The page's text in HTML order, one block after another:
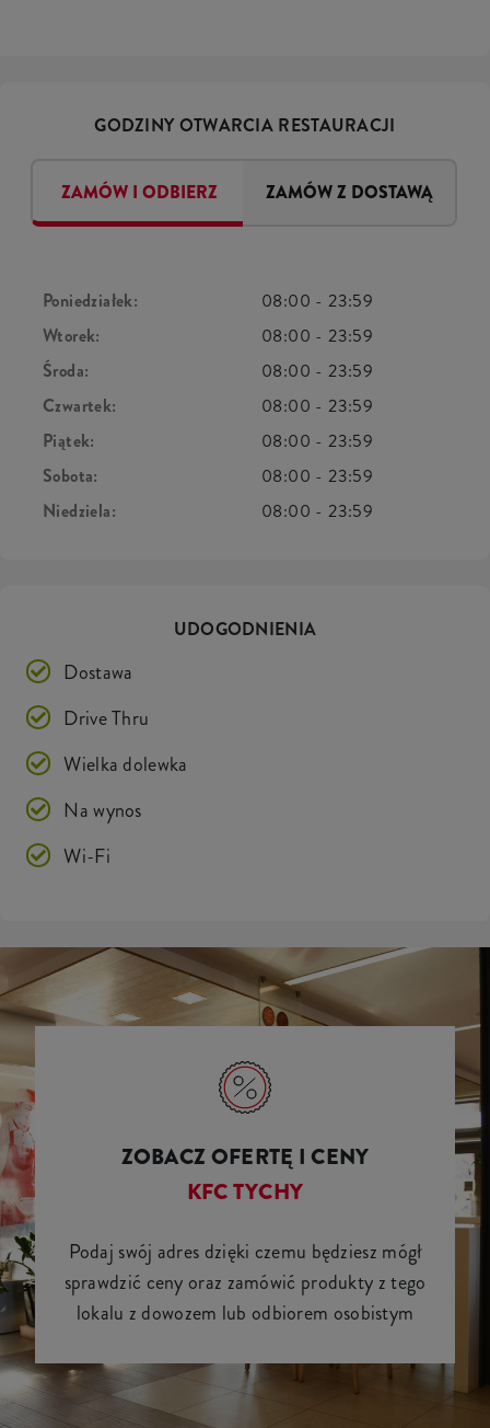
GODZINY OTWARCIA RESTAURACJI
ZAMÓW I ODBIERZ ZAMÓW Z DOSTAWĄ
Poniedziałek: 08:00 -23:59
Wtorek:
08:00 -23:59
Środa:
08:00 -23:59
Czwartek:
08:00 -23:59
Piątek:
08:00 -23:59
Sobota:
08:00 -23:59
Niedziela:
08:00 -23:59
UDOGODNIENIA
Dostawa
Drive Thru
Wielka dolewka
Na wynos
Wi-Fi
ZOBACZ OFERTĘ I CENY
KFC TYCHY
Podaj swój adres dzięki czemu będziesz mógł
sprawdzić ceny oraz zamówić produkty z tego
lokalu z dowozem lub odbiorem osobistym